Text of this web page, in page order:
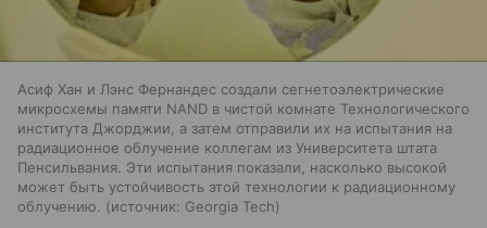
Асиф Хан и Лэнс Фернандес создали сегнетоэлектрические
микросхемы памяти NAND в чистой комнате Технологического
института Джорджии, а затем отправили их на испытания на
радиационное облучение коллегам из Университета штата
Пенсильвания. Эти испытания показали, насколько высокой
может быть устойчивость этой технологии к радиационному
облучению.
источник: Georgia Tech